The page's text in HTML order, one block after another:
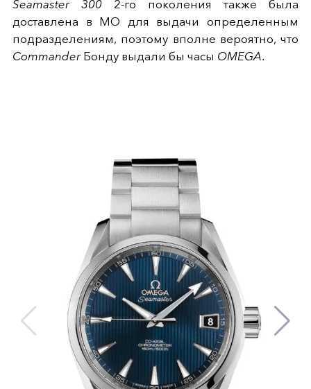
Seamaster 300 2-го поколения также была
доставлена в МО для выдачи определенным
подразделениям, поэтому вполне вероятно, что
CommanderБонду выдали бы часы OMEGA.